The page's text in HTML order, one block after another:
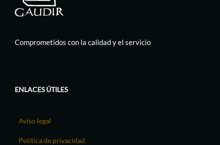
Comprometidos con la calidad y el servicio
ENLACES ÚTILES
Aviso legal
Política de privacidad